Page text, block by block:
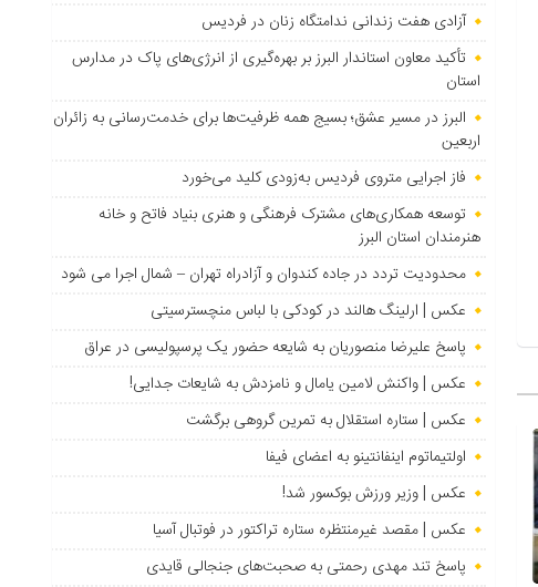
آزادی هفت زندانی ندامتگاه زنان در فردیس
تأکید معاون استاندار البرز بر بهره‌گیری از انرژی‌های پاک در مدارس
استان
البرز در مسیر عشق؛ بسیج همه ظرفیت‌ها برای خدمت‌رسانی به زائران
اربعین
فاز اجرایی متروی فردیس به‌زودی کلید می‌خورد
توسعه همکاری‌های مشترک فرهنگی و هنری بنیاد فاتح و خانه
هنرمندان استان البرز
محدودیت تردد در جاده کندوان و آزادراه تهران – شمال اجرا می شود
عکس | ارلینگ هالند در کودکی با لباس منچسترسیتی
پاسخ علیرضا منصوریان به شایعه حضور یک پرسپولیسی در عراق
عکس | واکنش لامین یامال و نامزدش به شایعات جدایی!
عکس | ستاره استقلال به تمرین گروهی برگشت
اولتیماتوم اینفانتینو به اعضای فیفا
عکس | وزیر ورزش بوکسور شد!
عکس | مقصد غیرمنتظره ستاره تراکتور در فوتبال آسیا
پاسخ تند مهدی رحمتی به صحبت‌های جنجالی قایدی